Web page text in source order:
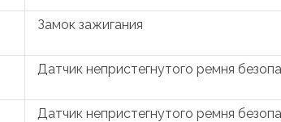
Замок зажигания
Датчик непристегнутого ремня
Датчик непристегнутого ремня